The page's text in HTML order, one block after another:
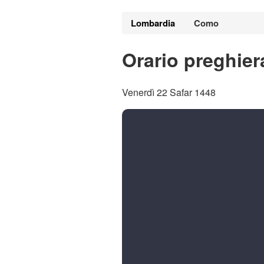
Lombardia Como
Orario
Venerdì 22 Safar 1448